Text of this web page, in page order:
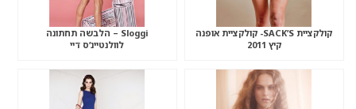
קולקציית SACK’S- קולקציית אופנה
קיץ 2011
Sloggi – הלבשה תחתונה
לוולנטיינ’ס דיי